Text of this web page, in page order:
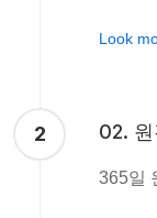
Look
2 02. 원
365일